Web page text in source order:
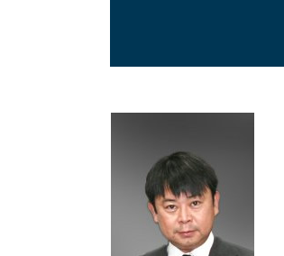
自己破産 費用 免除
自己破産 損害賠償